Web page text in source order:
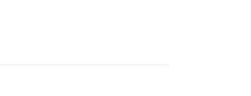
hennep, hout, ragpapers